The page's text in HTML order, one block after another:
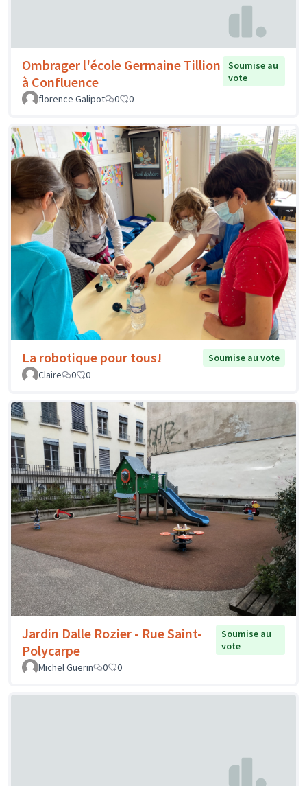
Ombrager l'école Germaine Tillion
à Confluence
Soumise au
vote
florence Galipot
0 0
La robotique pour tous!
Soumise au vote
Claire
0 0
Jardin Dalle Rozier - Rue Saint-
Polycarpe
Soumise au
vote
Michel Guerin
0 0